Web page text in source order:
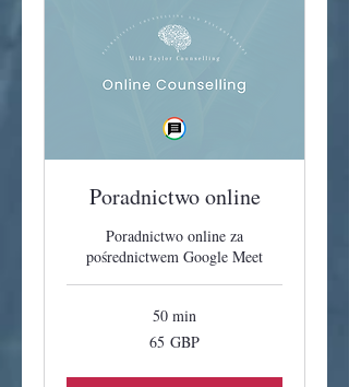
Poradnictwo online
Poradnictwo online za
pośrednictwem Google Meet
50 min
65 GBP